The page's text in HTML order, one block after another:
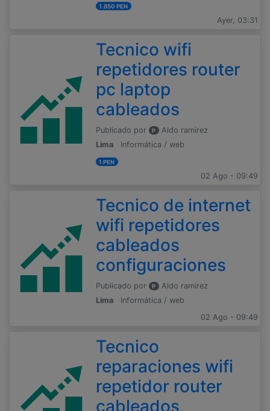
1.850 PEN
Ayer, 03:31
Tecnico wifi
repetidores router
pc laptop
cableados
Publicado por P
Aldo ramirez
Lima
Informática / web
1 PEN
02 Ago - 09:49
Tecnico de internet
wifi repetidores
cableados
configuraciones
Publicado por P
Aldo ramirez
Lima
Informática / web
02 Ago - 09:49
Tecnico
reparaciones wifi
repetidor router
cableados